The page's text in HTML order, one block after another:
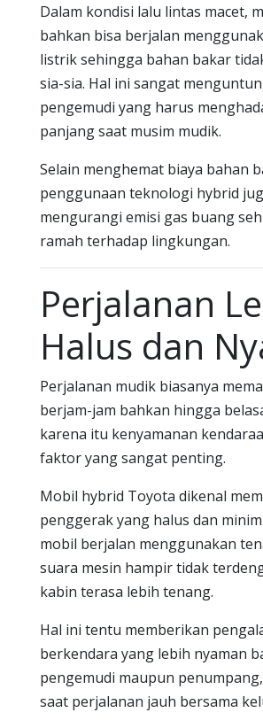
Dalam kondisi lalu lintas macet,
bahkan bisa berjalan
listrik sehingga bahan bakar
sia-sia. Hal ini sangat
pengemudi yang harus
panjang saat musim mudik.
Selain menghemat biaya bahan
penggunaan teknologi hybrid
mengurangi emisi gas buang
ramah terhadap lingkungan.
Perjalanan
Halus dan
Perjalanan mudik biasanya
berjam-jam bahkan hingga
karena itu kenyamanan
faktor yang sangat penting.
Mobil hybrid Toyota dikenal
penggerak yang halus dan
mobil berjalan menggunakan
suara mesin hampir tidak
kabin terasa lebih tenang.
Hal ini tentu memberikan
berkendara yang lebih nyaman
pengemudi maupun
saat perjalanan jauh bersama